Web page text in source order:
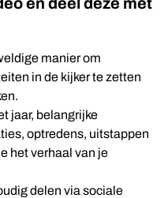
manier om
in de kijker te zetten
jaar, belangrijke
optredens, uitstappen
het verhaal van je
delen via sociale